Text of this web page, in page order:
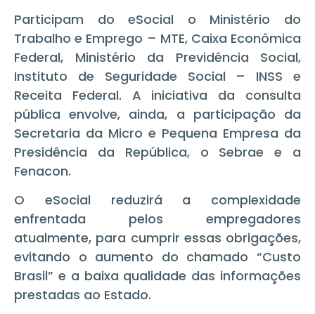
Participam do eSocial o Ministério do
Trabalho e Emprego – MTE, Caixa Econômica
Federal, Ministério da Previdência Social,
Instituto de Seguridade Social – INSS e
Receita Federal. A iniciativa da consulta
pública envolve, ainda, a participação da
Secretaria da Micro e Pequena Empresa da
Presidência da República, o Sebrae e a
Fenacon.
O eSocial reduzirá a complexidade
enfrentada pelos empregadores
atualmente, para cumprir essas obrigações,
evitando o aumento do chamado “Custo
Brasil” e a baixa qualidade das informações
prestadas ao Estado.